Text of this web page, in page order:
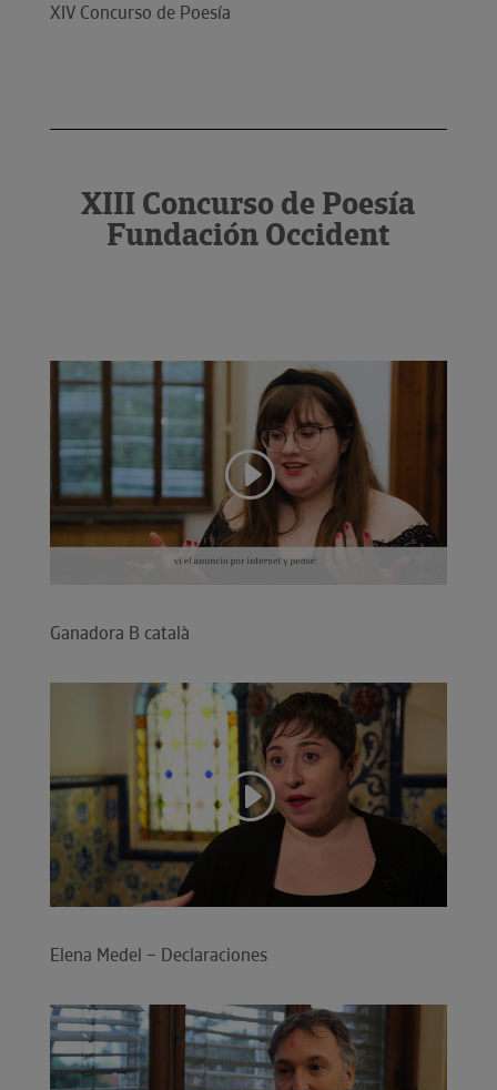
XIV Concurso de Poesía
XIII Concurso de Poesía
Fundación Occident
Ganadora B català
Elena Medel – Declaraciones